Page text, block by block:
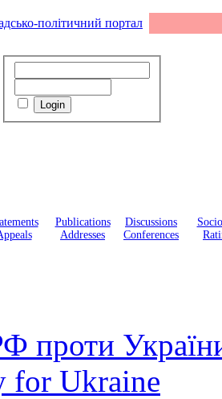
Publications
Addresses
Discussions
Conferences
проти
for Ukraine